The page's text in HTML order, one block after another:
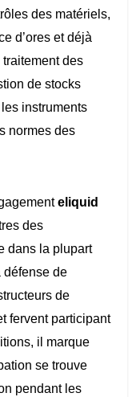
des matériels,
d’ores et déjà
des
de stocks
instruments
normes des
eliquid
des
dans la plupart
défense de
de
fervent participant
il marque
se trouve
pendant les